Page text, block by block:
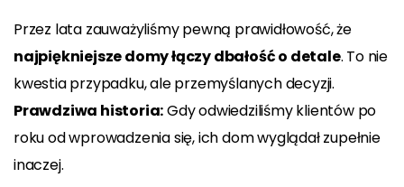
Przez lata zauważyliśmy pewną prawidłowość, że
najpiękniejsze domy łączy dbałość o detale. To nie
kwestia przypadku, ale przemyślanych decyzji.
Prawdziwa historia:Gdy odwiedziliśmy klientów po
roku od wprowadzenia się, ich dom wyglądał zupełnie
inaczej.